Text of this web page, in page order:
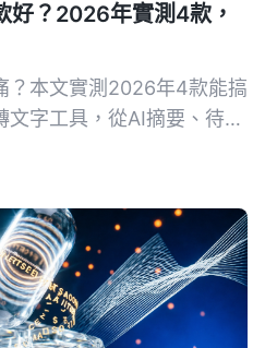
好？2026年實測4款，
？本文實測2026年4款能搞
字工具，從AI摘要、待辦